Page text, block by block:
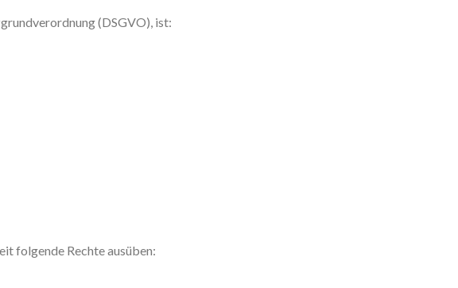
(DSGVO), ist:
folgende Rechte ausüben: